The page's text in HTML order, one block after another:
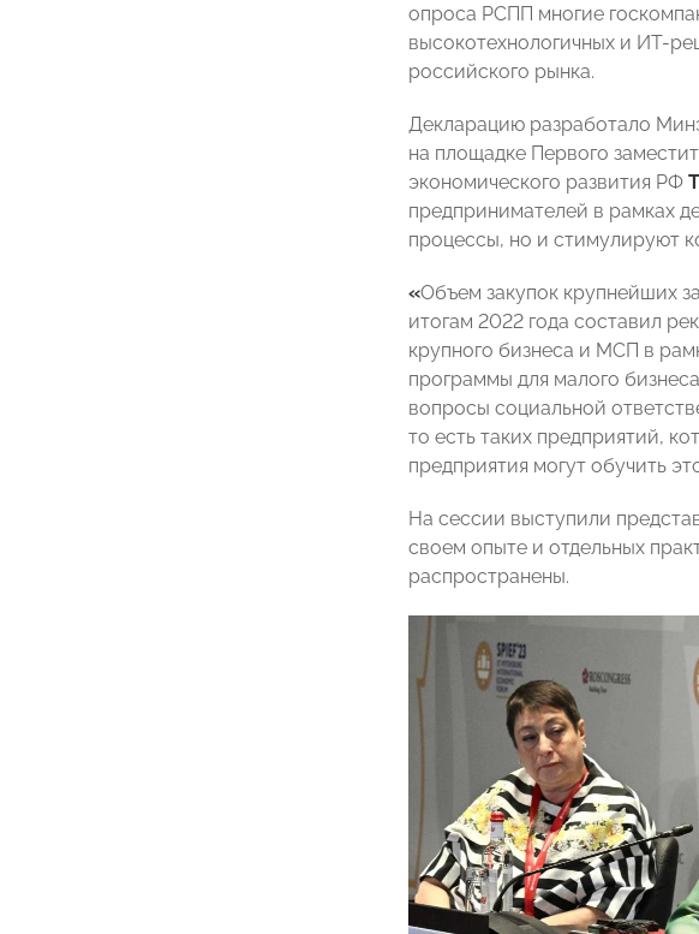
опроса РСПП многие
высокотехнологичных и ИТ-
российского рынка.
Декларацию разработало
на площадке Первого
экономического развития РФ
предпринимателей в рамках
процессы, но и стимулируют
«Объем закупок крупнейших
итогам 2022 года составил
крупного бизнеса и МСП в
программы для малого
вопросы социальной
то есть таких предприятий,
предприятия могут обучить
На сессии выступили
своем опыте и отдельных
распространены.